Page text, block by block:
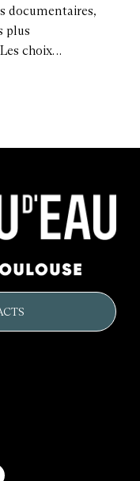
documentaires,
plus
choix…